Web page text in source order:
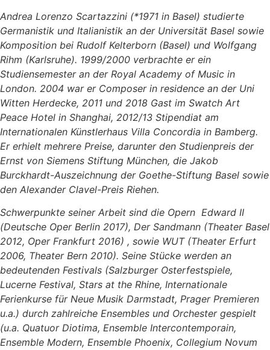
Andrea Lorenzo Scartazzini (*1971 in Basel) studierte
Germanistik und Italianistik an der Universität Basel sowie
Komposition bei Rudolf Kelterborn (Basel) und Wolfgang
Rihm (Karlsruhe). 1999/2000 verbrachte er ein
Studiensemester an der Royal Academy of Music in
London. 2004 war er Composer in residence an der Uni
Witten Herdecke, 2011 und 2018 Gast im Swatch Art
Peace Hotel in Shanghai, 2012/13 Stipendiat am
Internationalen Künstlerhaus Villa Concordia in Bamberg.
Er erhielt mehrere Preise, darunter den Studienpreis der
Ernst von Siemens Stiftung München, die Jakob
Burckhardt-Auszeichnung der Goethe-Stiftung Basel sowie
den Alexander Clavel-Preis Riehen.
Schwerpunkte seiner Arbeit sind die Opern Edward II
(Deutsche Oper Berlin 2017), Der Sandmann (Theater Basel
2012, Oper Frankfurt 2016) , sowie WUT (Theater Erfurt
2006, Theater Bern 2010). Seine Stücke werden an
bedeutenden Festivals (Salzburger Osterfestspiele,
Lucerne Festival, Stars at the Rhine, Internationale
Ferienkurse für Neue Musik Darmstadt, Prager Premieren
u.a.) durch zahlreiche Ensembles und Orchester gespielt
(u.a. Quatuor Diotima, Ensemble Intercontemporain,
Ensemble Modern, Ensemble Phoenix, Collegium Novum